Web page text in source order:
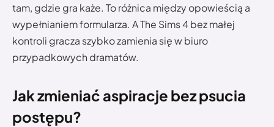
tam, gdzie gra każe. To różnica między opowieścią a
wypełnianiem formularza. A The Sims 4 bez małej
kontroli gracza szybko zamienia się w biuro
przypadkowych dramatów.
Jak zmieniać aspiracje bez psucia
postępu?